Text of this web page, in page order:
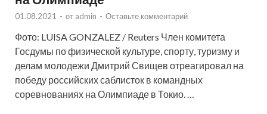
01.08.2021 - от admin - Оставьте комментарий
Фото: LUISA GONZALEZ / Reuters Член комитета
Госдумы по физической культуре, спорту, туризму и
делам молодежи Дмитрий Свищев отреагировал на
победу российских саблисток в командных
соревнованиях на Олимпиаде в Токио. …